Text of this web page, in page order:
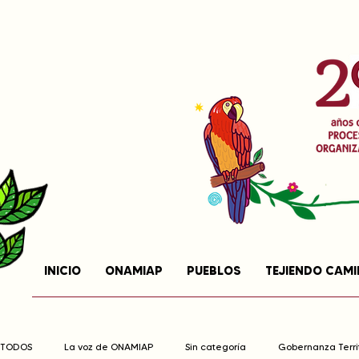
INICIO ONAMIAP PUEBLOS TEJIENDO
TODOS La voz de ONAMIAP Sin categoría Gobernanza